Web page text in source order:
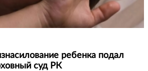
ребенка подал
суд РК